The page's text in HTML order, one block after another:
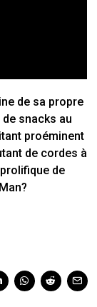
de sa propre
snacks au
proéminent
de cordes à
de